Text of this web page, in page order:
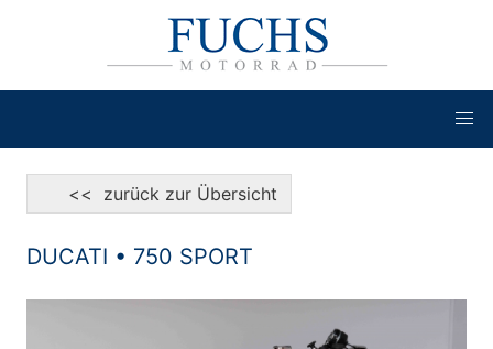
<< zurück zur Übersicht
DUCATI • 750 SPORT